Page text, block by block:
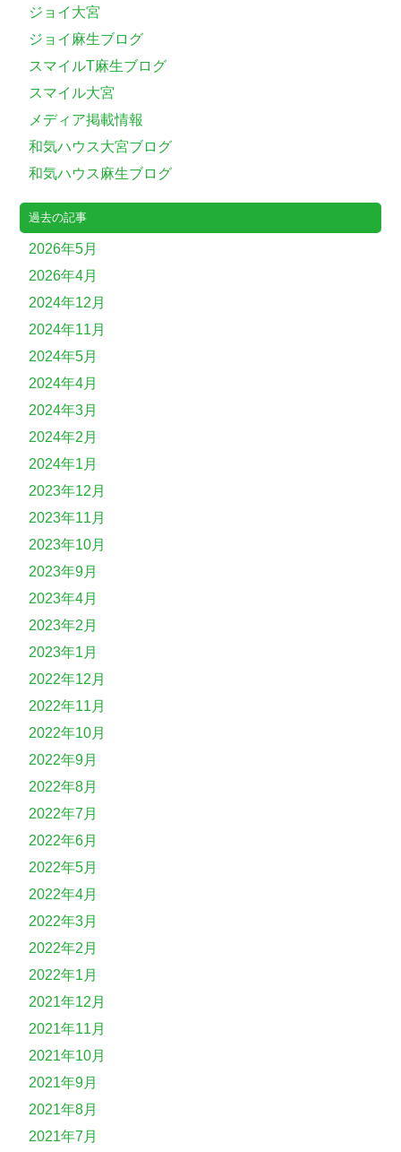
ジョイ大宮
ジョイ麻生ブログ
スマイルT麻生ブログ
スマイル大宮
メディア掲載情報
和気ハウス大宮ブログ
和気ハウス麻生ブログ
過去の記事
2026年5月
2026年4月
2024年12月
2024年11月
2024年5月
2024年4月
2024年3月
2024年2月
2024年1月
2023年12月
2023年11月
2023年10月
2023年9月
2023年4月
2023年2月
2023年1月
2022年12月
2022年11月
2022年10月
2022年9月
2022年8月
2022年7月
2022年6月
2022年5月
2022年4月
2022年3月
2022年2月
2022年1月
2021年12月
2021年11月
2021年10月
2021年9月
2021年8月
2021年7月